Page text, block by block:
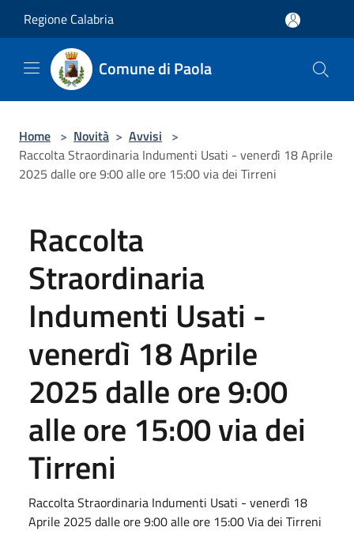
Regione Calabria
Comune di Paola
Home > Novità > Avvisi >
Raccolta Straordinaria Indumenti Usati - venerdì 18 Aprile
2025 dalle ore 9:00 alle ore 15:00 via dei Tirreni
Raccolta
Straordinaria
Indumenti Usati -
venerdì 18 Aprile
2025 dalle ore 9:00
alle ore 15:00 via dei
Tirreni
Raccolta Straordinaria Indumenti Usati - venerdì 18
Aprile 2025 dalle ore 9:00 alle ore 15:00 Via dei Tirreni